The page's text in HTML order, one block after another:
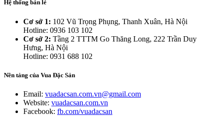
Hệ thống bán lẻ
Cơ sở 1: 102 Vũ Trọng Phụng, Thanh Xuân, Hà Nội
Hotline: 0936 103 102
Cơ sở 2: Tầng 2 TTTM Go Thăng Long, 222 Trần Duy
Hưng, Hà Nội
Hotline: 0931 688 102
Nền tảng của Vua Đặc Sản
Email: vuadacsan.com.vn@gmail.com
Website: vuadacsan.com.vn
Facebook: fb.com/vuadacsan